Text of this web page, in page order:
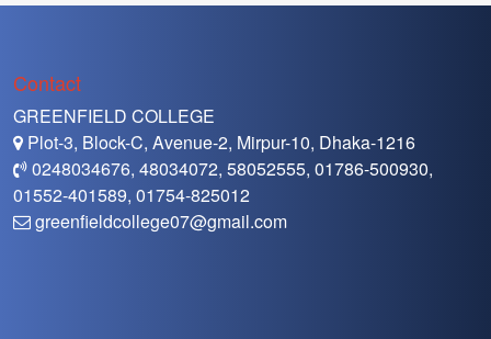
Contact
GREENFIELD COLLEGE
Plot-3, Block-C, Avenue-2, Mirpur-10, Dhaka-1216
0248034676, 48034072, 58052555, 01786-500930,
01552-401589, 01754-825012
greenfieldcollege07@gmail.com